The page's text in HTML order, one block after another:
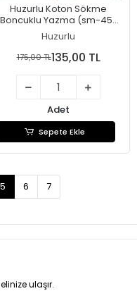
Huzurlu Koton Sökme
Boncuklu Yazma (sm-45-
06)
Huzurlu
175,00 TL135,00 TL
Adet
Sepete Ekle
5 6 7
ulaşır.